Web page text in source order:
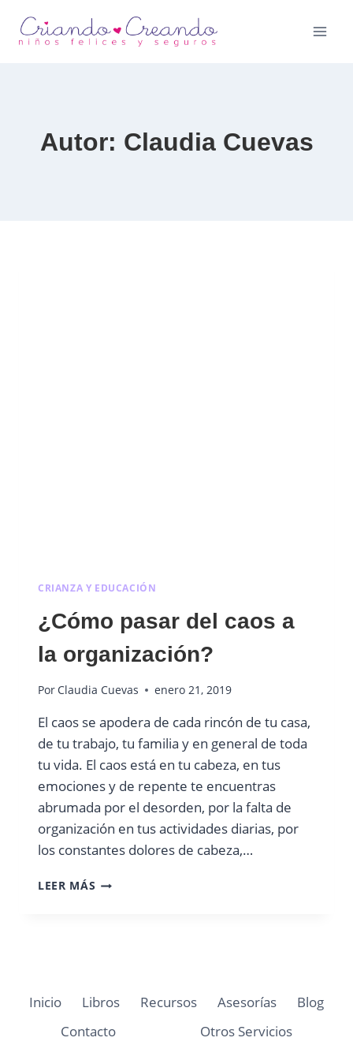
Autor: Claudia Cuevas
CRIANZA Y EDUCACIÓN
¿Cómo pasar del caos a
la organización?
Por Claudia Cuevas enero 21, 2019
El caos se apodera de cada rincón de tu casa,
de tu trabajo, tu familia y en general de toda
tu vida. El caos está en tu cabeza, en tus
emociones y de repente te encuentras
abrumada por el desorden, por la falta de
organización en tus actividades diarias, por
los constantes dolores de cabeza,…
LEER MÁS ¿CÓMO
Inicio Libros Recursos Asesorías
Blog
Contacto
Otros Servicios